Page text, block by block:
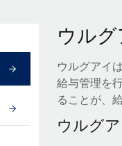
ウル
ウルグアイ
給与管理を
ることが、
ウルグ